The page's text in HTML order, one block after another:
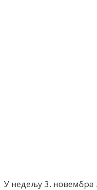
У недељу 3. новембра